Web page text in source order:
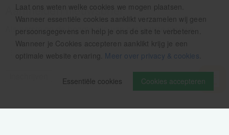
Laat ons weten welke cookies we mogen plaatsen.
Wanneer essentiële cookies aanklikt verzamelen wij geen
persoonsgegevens en help je ons de site te verbeteren.
Wanneer je Cookies accepteren aanklikt krijg je een
optimale website ervaring. Meer over privacy & cookies
Cookies accepteren
Essentiële cookies
Aanmelden nieuwsbrief
Als eerste op de hoogte zijn van het laatste nieuws: